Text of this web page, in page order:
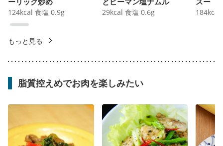
124kcal 食塩 0.9g 29kcal 食塩 0.6g 184kcal
もっと見る
脂質控えめでお肉を楽しみたい